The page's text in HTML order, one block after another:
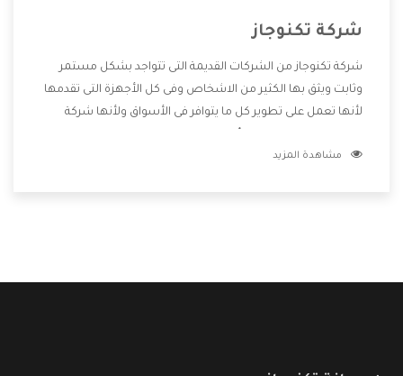
شركة تكنوجاز
شركة تكنوجاز من الشركات القديمة التى تتواجد بشكل مستمر
وثابت ويثق بها الكثير من الاشخاص وفى كل الأجهزة التى تقدمها
لأنها تعمل على تطوير كل ما يتوافر فى الأسواق ولأنها شركة
وتقدم للعملاء أقوى العروض والخصومات التى تسهل على
مشاهدة المزيد